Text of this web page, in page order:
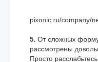
pixonic.ru/company/
5. От сложных
рассмотрены
Просто